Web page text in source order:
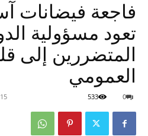
فاجعة فيضانات
تعود مسؤولية
المتضررين إلى
العمومي
15 دجنبر 2025 0
533